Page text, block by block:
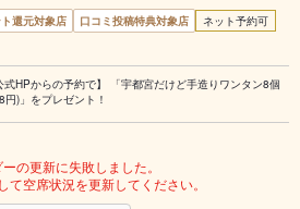
還元対象店 口コミ投稿特典対象店
ネット予約可
式HPからの予約で】 「宇都宮だけど手造りワンタン8個
円)」をプレゼント！
の更新に失敗しました。
て空席状況を更新してください。